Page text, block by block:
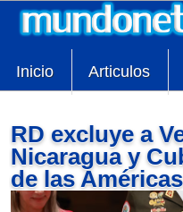
Inicio Articulos
RD excluye a
Nicaragua y
de las Américas